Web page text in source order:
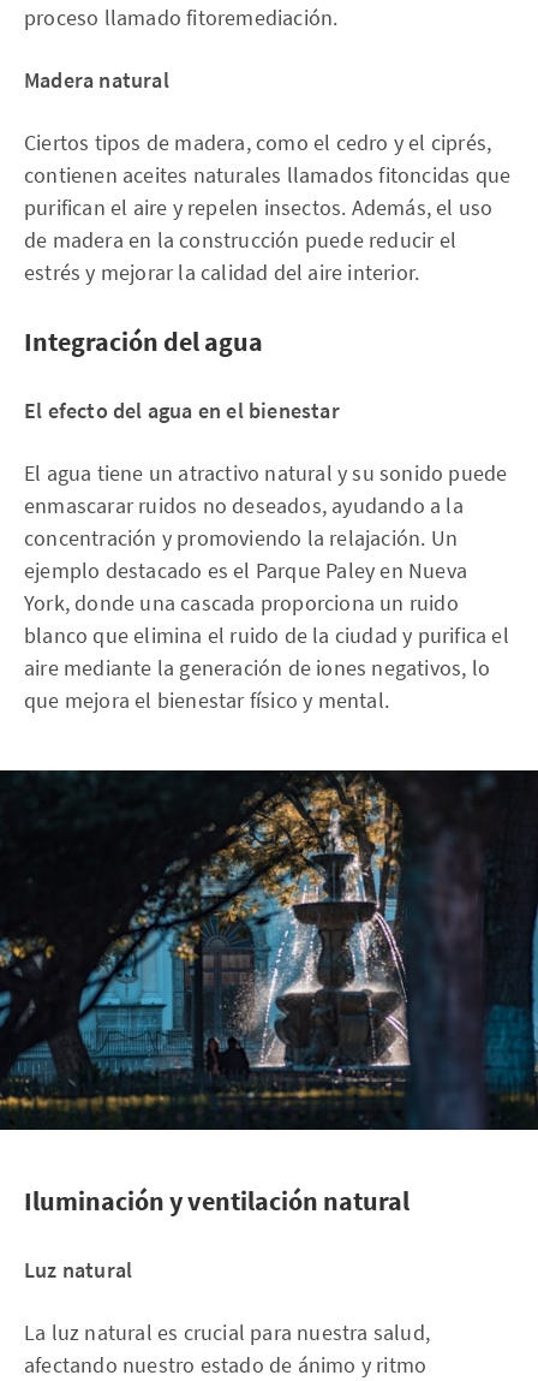
proceso llamado fitoremediación.
Madera natural
Ciertos tipos de madera, como el cedro y el ciprés,
contienen aceites naturales llamados fitoncidas que
purifican el aire y repelen insectos. Además, el uso
de madera en la construcción puede reducir el
estrés y mejorar la calidad del aire interior.
Integración del agua
El efecto del agua en el bienestar
El agua tiene un atractivo natural y su sonido puede
enmascarar ruidos no deseados, ayudando a la
concentración y promoviendo la relajación. Un
ejemplo destacado es el Parque Paley en Nueva
York, donde una cascada proporciona un ruido
blanco que elimina el ruido de la ciudad y purifica el
aire mediante la generación de iones negativos, lo
que mejora el bienestar físico y mental.
Iluminación y ventilación natural
Luz natural
La luz natural es crucial para nuestra salud,
afectando nuestro estado de ánimo y ritmo